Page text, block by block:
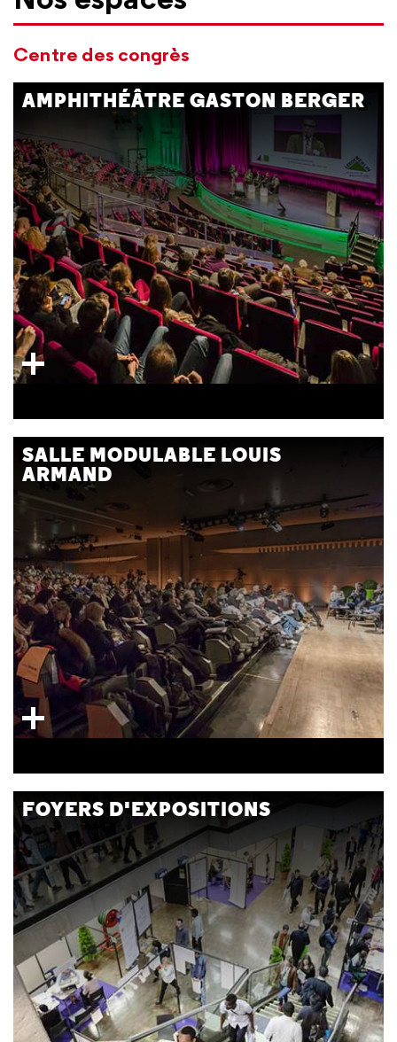
Centre des congrès
AMPHITHÉÂTRE GASTON BERGER
900 fauteuils - 16 emplacements PMR
SALLE MODULABLE LOUIS
ARMAND
400 fauteuils ou 2X210
FOYERS D'EXPOSITIONS
Espaces ouverts répartis sur 3 niveaux